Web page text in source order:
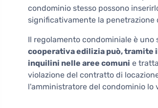
condominio stesso possono
significativamente la
Il regolamento condominiale è
cooperativa edilizia può, tramite
inquilini nelle aree comuni e
violazione del contratto di
l'amministratore del condominio lo